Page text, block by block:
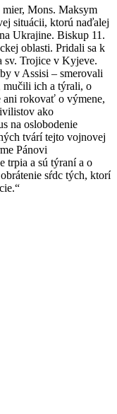
Mons. Maksym
situácii, ktorú naďalej
Ukrajine. Biskup 11.
oblasti. Pridali sa k
sv. Trojice v Kyjeve.
v Assisi – smerovali
mučili ich a týrali, o
ani rokovať o výmene,
ako
na oslobodenie
tvárí tejto vojnovej
Pánovi
trpia a sú týraní a o
sŕdc tých, ktorí